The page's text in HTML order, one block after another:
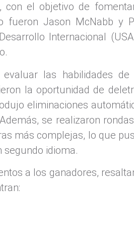
con el objetivo de
fueron Jason McNabb y
Internacional
las habilidades de
la oportunidad de
eliminaciones
se realizaron
más complejas, lo que
segundo idioma.
a los ganadores,